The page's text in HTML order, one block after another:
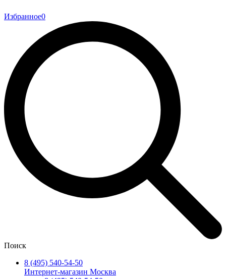
Избранное0
Поиск
8 (495) 540-54-50
Интернет-магазин Москва